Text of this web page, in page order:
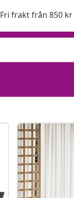
Fri frakt från 850